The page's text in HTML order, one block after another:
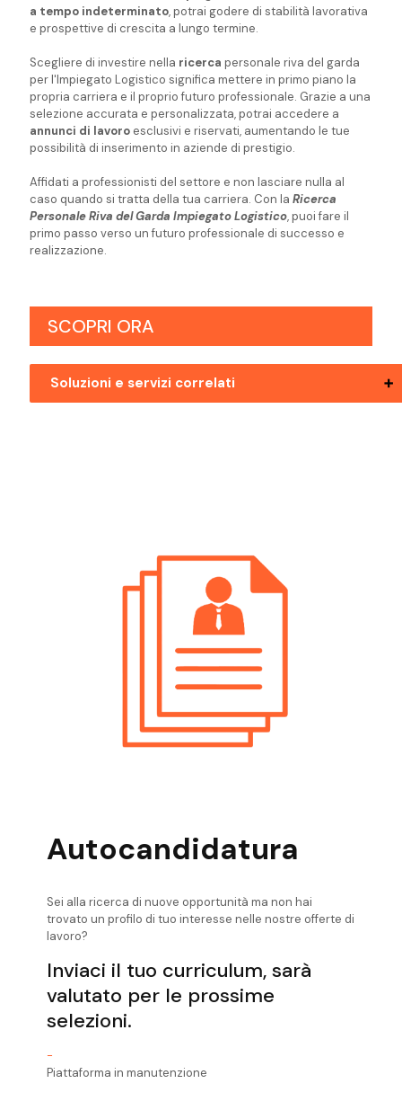
a tempo indeterminato, potrai godere di stabilità lavorativa
e prospettive di crescita a lungo termine.
Scegliere di investire nella ricerca personale riva del garda
per l'Impiegato Logistico significa mettere in primo piano la
propria carriera e il proprio futuro professionale. Grazie a una
selezione accurata e personalizzata, potrai accedere a
annunci di lavoro esclusivi e riservati, aumentando le tue
possibilità di inserimento in aziende di prestigio.
Affidati a professionisti del settore e non lasciare nulla al
caso quando si tratta della tua carriera. Con la Ricerca
Personale Riva del Garda Impiegato Logistico, puoi fare il
primo passo verso un futuro professionale di successo e
realizzazione.
SCOPRI ORA
Soluzioni e servizi correlati
Ricerca Personale Rovereto Impiegato
Ricerca Personale Trento Impiegato
Ricerca Personale Val Di Non Impiegato
Impiegato Logistico
Ricerca Personale Valsugana Impiegato
Autocandidatura
Sei alla ricerca di nuove opportunità ma non hai
trovato un profilo di tuo interesse nelle nostre offerte di
lavoro?
Inviaci il tuo curriculum, sarà
valutato per le prossime
selezioni.
-
Piattaforma in manutenzione